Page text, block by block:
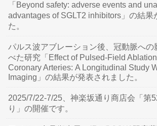
「Beyond safety: adverse events and
advantages of SGLT2 inhibitors」の結果
た。
パルス波アブレーション後、冠動脈への
べた研究「Effect of Pulsed-Field
Coronary Arteries: A Longitudinal Study
Imaging」の結果が発表されました。
2025/7/22-7/25、神楽坂通り商店会「第
り」の開催です。